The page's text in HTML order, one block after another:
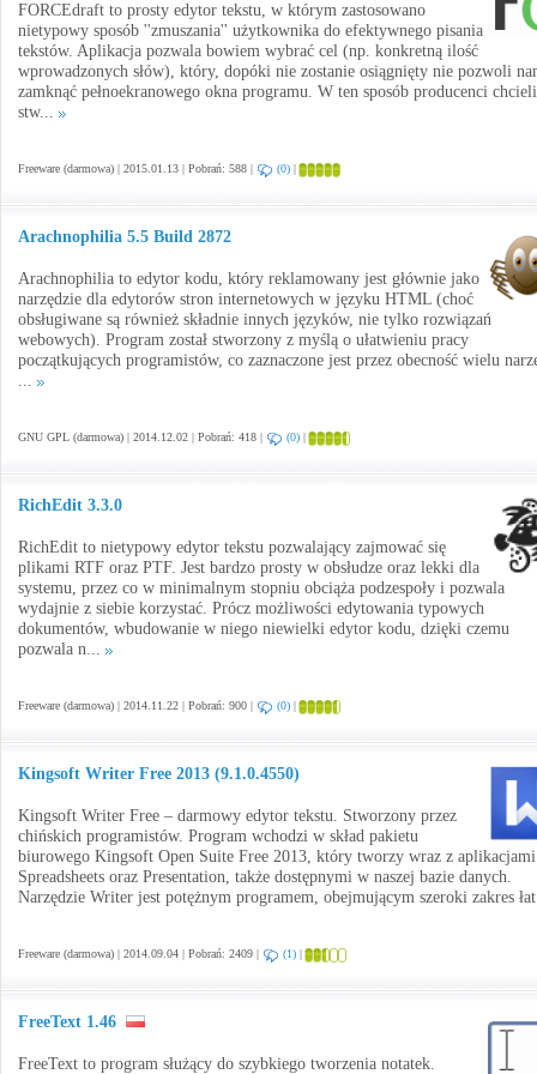
FORCEdraft to prosty edytor tekstu, w którym zastosowano
nietypowy sposób ''zmuszania'' użytkownika do efektywnego pisania
tekstów. Aplikacja pozwala bowiem wybrać cel (np. konkretną ilość
wprowadzonych słów), który, dopóki nie zostanie osiągnięty nie pozwoli
zamknąć pełnoekranowego okna programu. W ten sposób producenci chcieli
stw...
Freeware (darmowa) | 2015.01.13 | Pobrań: 588 | (0) |
Arachnophilia 5.5 Build 2872
Arachnophilia to edytor kodu, który reklamowany jest głównie jako
narzędzie dla edytorów stron internetowych w języku HTML (choć
obsługiwane są również składnie innych języków, nie tylko rozwiązań
webowych). Program został stworzony z myślą o ułatwieniu pracy
początkujących programistów, co zaznaczone jest przez obecność wielu
...
GNU GPL (darmowa) | 2014.12.02 | Pobrań: 418 | (0) |
RichEdit 3.3.0
RichEdit to nietypowy edytor tekstu pozwalający zajmować się
plikami RTF oraz PTF. Jest bardzo prosty w obsłudze oraz lekki dla
systemu, przez co w minimalnym stopniu obciąża podzespoły i pozwala
wydajnie z siebie korzystać. Prócz możliwości edytowania typowych
dokumentów, wbudowanie w niego niewielki edytor kodu, dzięki czemu
pozwala n...
Freeware (darmowa) | 2014.11.22 | Pobrań: 900 | (0) |
Kingsoft Writer Free 2013 (9.1.0.4550)
Kingsoft Writer Free – darmowy edytor tekstu. Stworzony przez
chińskich programistów. Program wchodzi w skład pakietu
biurowego Kingsoft Open Suite Free 2013, który tworzy wraz z aplikacjami
Spreadsheets oraz Presentation, także dostępnymi w naszej bazie danych.
Narzędzie Writer jest potężnym programem, obejmującym szeroki zakres
Freeware (darmowa) | 2014.09.04 | Pobrań: 2409 | (1) |
FreeText 1.46
FreeText to program służący do szybkiego tworzenia notatek.